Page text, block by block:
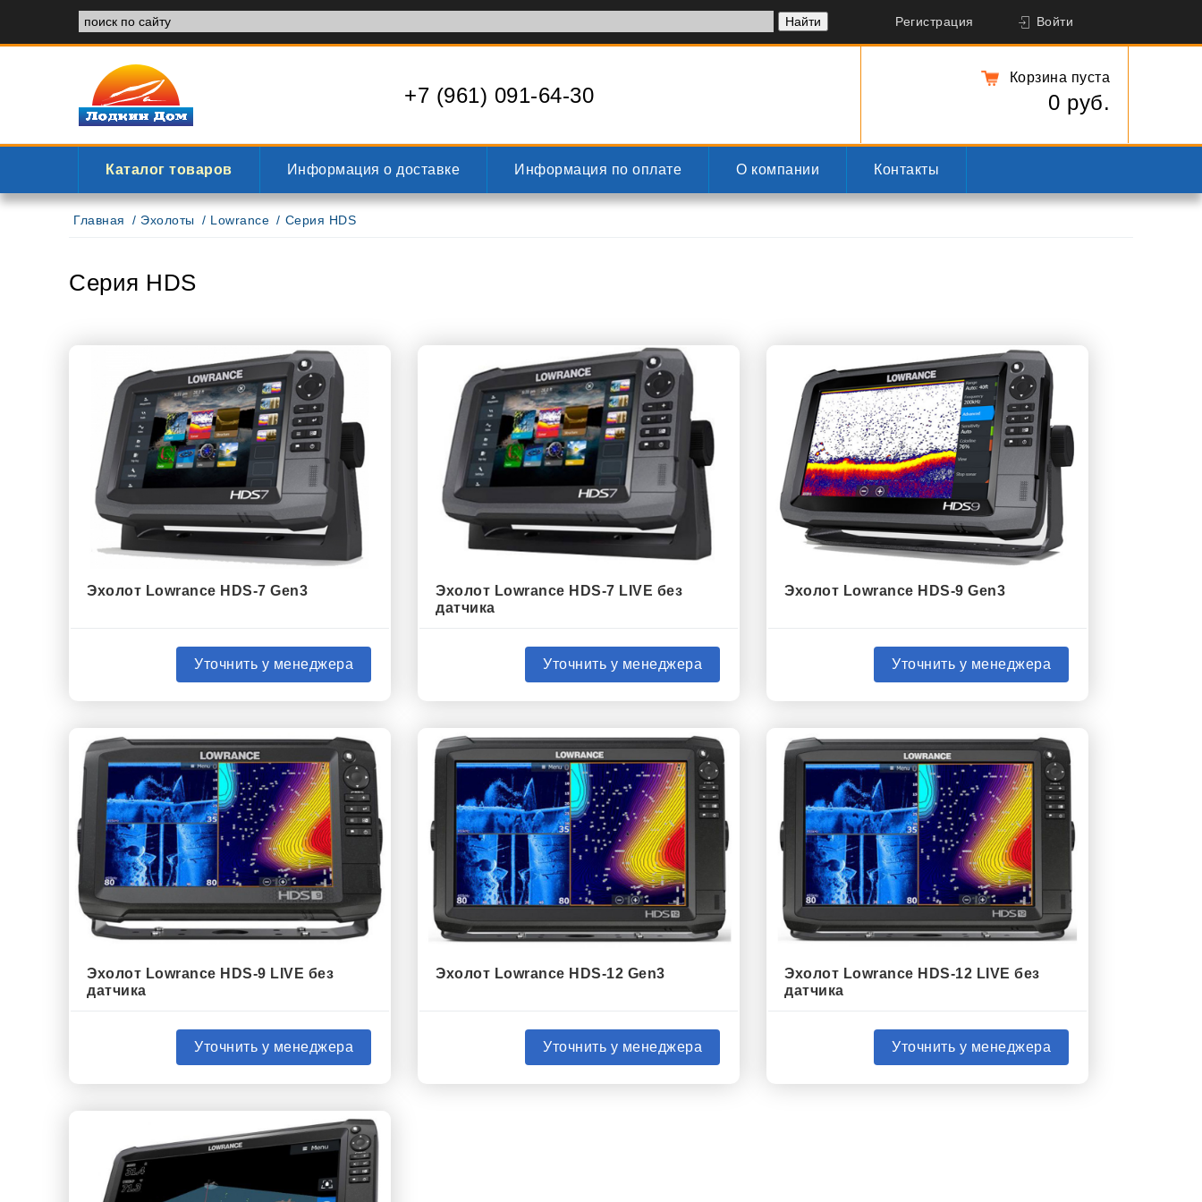
Регистрация Войти
+7 (961) 091-64-30
Корзина пуста
0 руб.
Каталог товаров Информация о доставке Информация по оплате О компании Контакты
Главная Эхолоты Lowrance Серия HDS
Серия HDS
Эхолот Lowrance HDS-7 Gen3
Уточнить у менеджера
Эхолот Lowrance HDS-7 LIVE без
датчика
Уточнить у менеджера
Эхолот Lowrance HDS-9 Gen3
Уточнить у менеджера
Эхолот Lowrance HDS-9 LIVE без
датчика
Уточнить у менеджера
Эхолот Lowrance HDS-12 Gen3
Уточнить у менеджера
Эхолот Lowrance HDS-12 LIVE без
датчика
Уточнить у менеджера